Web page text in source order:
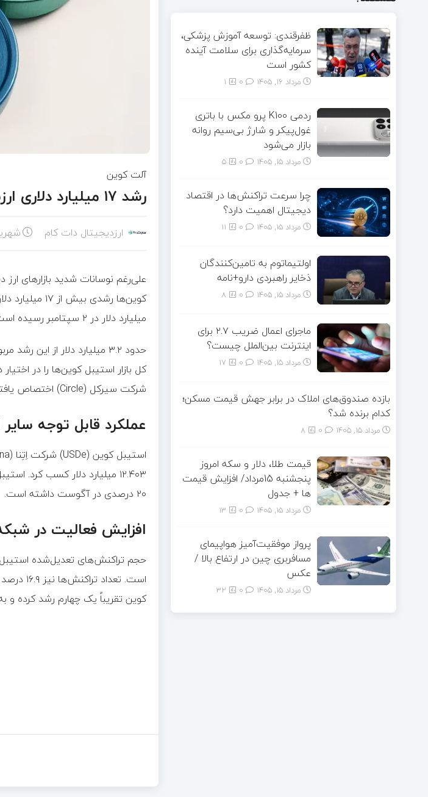
آلت کوین
رشد ۱۷ میلیارد دلاری ارزش بازار استیبل کوین‌ها در آگوست ۲۰۲۵
ارزدیجیتال دات کام شهریور
میلیارد دلار در ۲ سپتامبر رسیده است.
شرکت سیرکل (Circle) اختصاص یافته که اکنون ارزشی حدود ۷۱.۸۵ میلیارد دلار دارد.
عملکرد قابل توجه
۲۰ درصدی در آگوست داشته است.
افزایش فعالیت در
کوین تقریباً یک چهارم رشد کرده و به ۴۱.۷ میلیون رسیده
ظفرقندی: توسعه آموزش پزشکی،
سرمایه‌گذاری برای سلامت آینده
کشور است
مرداد ۱۶, ۱۴۰۵ 1
ردمی K100 پرو مکس با باتری
غول‌پیکر و شارژ بی‌سیم روانه
بازار می‌شود
مرداد ۱۵, ۱۴۰۵ 5
چرا سرعت تراکنش‌ها در اقتصاد
دیجیتال اهمیت دارد؟
مرداد ۱۵, ۱۴۰۵ 11
اولتیماتوم به تامین‌کنندگان
ذخایر راهبردی دارو+نامه
مرداد ۱۵, ۱۴۰۵ 8
ماجرای اعمال ضریب ۲.۷ برای
اینترنت بین‌الملل چیست؟
مرداد ۱۵, ۱۴۰۵ 17
بازده صندوق‌های املاک در برابر جهش قیمت مسکن؛
کدام برنده شد؟
مرداد ۱۵, ۱۴۰۵ 8
قیمت طلا، دلار و سکه امروز
پنجشنبه 15مرداد/ افزایش قیمت
ها + جدول
مرداد ۱۵, ۱۴۰۵ 13
پرواز موفقیت‌آمیز هواپیمای
مسافربری چین در ارتفاع بالا /
عکس
مرداد ۱۵, ۱۴۰۵ 32